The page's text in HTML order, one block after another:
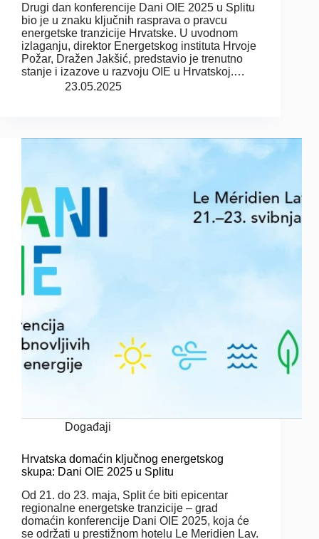
Drugi dan konferencije Dani OIE 2025 u Splitu
bio je u znaku ključnih rasprava o pravcu
energetske tranzicije Hrvatske. U uvodnom
izlaganju, direktor Energetskog instituta Hrvoje
Požar, Dražen Jakšić, predstavio je trenutno
stanje i izazove u razvoju OIE u Hrvatskoj.…
23.05.2025
Događaji
Hrvatska domaćin ključnog energetskog
skupa: Dani OIE 2025 u Splitu
Od 21. do 23. maja, Split će biti epicentar
regionalne energetske tranzicije – grad
domaćin konferencije Dani OIE 2025, koja će
se održati u prestižnom hotelu Le Meridien Lav.